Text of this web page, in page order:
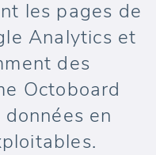
les pages de
Analytics et
des
Octoboard
en